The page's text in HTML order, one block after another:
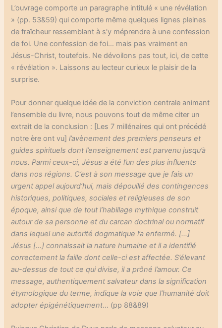
L’ouvrage comporte un paragraphe intitulé « une révélation
» (pp. 53&59) qui comporte même quelques lignes pleines
de fraîcheur ressemblant à s’y méprendre à une confession
de foi. Une confession de foi… mais pas vraiment en
Jésus-Christ, toutefois. Ne dévoilons pas tout, ici, de cette
« révélation ». Laissons au lecteur curieux le plaisir de la
surprise.
Pour donner quelque idée de la conviction centrale animant
l’ensemble du livre, nous pouvons tout de même citer un
extrait de la conclusion : [Les 7 millénaires qui ont précédé
notre ère ont vu]l’avènement des premiers penseurs et
guides spirituels dont l’enseignement est parvenu jusqu’à
nous. Parmi ceux-ci, Jésus a été l’un des plus influents
dans nos régions. C’est à son message que je fais un
urgent appel aujourd’hui, mais dépouillé des contingences
historiques, politiques, sociales et religieuses de son
époque, ainsi que de tout l’habillage mythique construit
autour de sa personne et du carcan doctrinal ou normatif
dans lequel une autorité dogmatique l’a enfermé. […]
Jésus […] connaissait la nature humaine et il a identifié
correctement la faille dont celle-ci est affectée. S’élevant
au-dessus de tout ce qui divise, il a prôné l’amour. Ce
message, authentiquement salvateur dans la signification
étymologique du terme, indique la voie que l’humanité doit
adopter épigénétiquement… (pp 88&89)